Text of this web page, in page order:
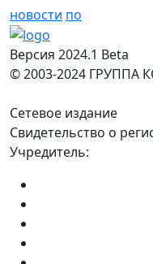
новости по
Версия 2024.1 Beta
© 2003-2024 ГРУППА
Сетевое издание
Свидетельство о
Учредитель: